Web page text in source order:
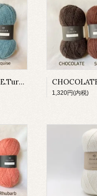
Denim Blue.GREECE.Turquise(HIGHLAND WOOL)
1,320円(内税)